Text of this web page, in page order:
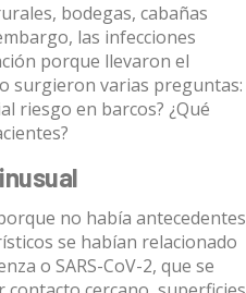
bodegas, cabañas
las infecciones
porque llevaron el
surgieron varias preguntas:
riesgo en barcos? ¿Qué
no había antecedentes
se habían relacionado
o SARS-CoV-2, que se